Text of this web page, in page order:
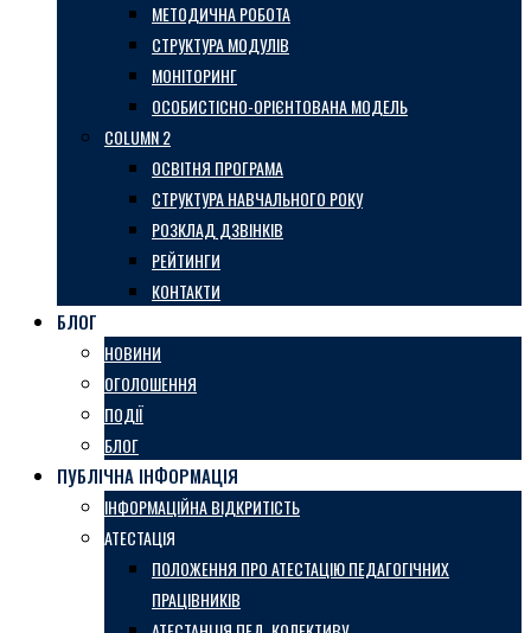
МЕТОДИЧНА РОБОТА
СТРУКТУРА МОДУЛІВ
МОНІТОРИНГ
ОСОБИСТІСНО-ОРІЄНТОВАНА МОДЕЛЬ
COLUMN 2
ОСВІТНЯ ПРОГРАМА
СТРУКТУРА НАВЧАЛЬНОГО РОКУ
РОЗКЛАД ДЗВІНКІВ
РЕЙТИНГИ
КОНТАКТИ
БЛОГ
НОВИНИ
ОГОЛОШЕННЯ
ПОДІЇ
БЛОГ
ПУБЛІЧНА ІНФОРМАЦІЯ
ІНФОРМАЦІЙНА ВІДКРИТІСТЬ
АТЕСТАЦІЯ
ПОЛОЖЕННЯ ПРО АТЕСТАЦІЮ ПЕДАГОГІЧНИХ
ПРАЦІВНИКІВ